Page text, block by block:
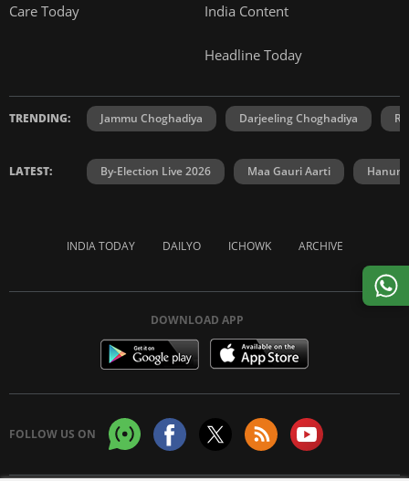
Care Today India Content
Headline Today
TRENDING: Jammu Choghadiya Darjeeling Choghadiya
LATEST: By-Election Live 2026 Maa Gauri Aarti
INDIA TODAY DAILYO ICHOWK ARCHIVE
DOWNLOAD APP
FOLLOW US ON